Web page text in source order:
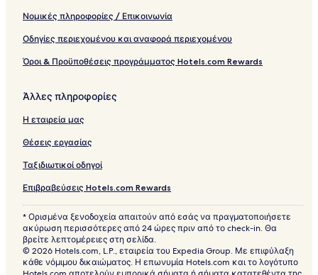
Νομικές πληροφορίες / Επικοινωνία
Οδηγίες περιεχομένου και αναφορά περιεχομένου
Όροι & Προϋποθέσεις προγράμματος Hotels.com Rewards
Άλλες πληροφορίες
Η εταιρεία μας
Θέσεις εργασίας
Ταξιδιωτικοί οδηγοί
Επιβραβεύσεις Hotels.com Rewards
* Ορισμένα ξενοδοχεία απαιτούν από εσάς να πραγματοποιήσετε
ακύρωση περισσότερες από 24 ώρες πριν από το check-in. Θα
βρείτε λεπτομέρειες στη σελίδα.
© 2026 Hotels.com, L.P., εταιρεία του Expedia Group. Με επιφύλαξη
κάθε νόμιμου δικαιώματος. Η επωνυμία Hotels.com και το λογότυπο